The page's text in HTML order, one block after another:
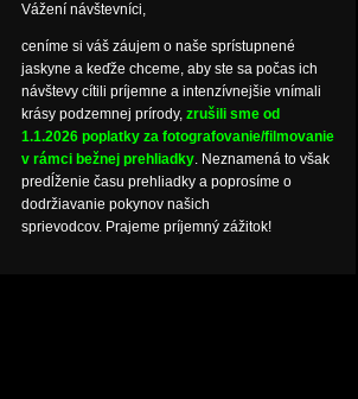
Vážení návštevníci,
ceníme si váš záujem o naše sprístupnené
jaskyne a keďže chceme, aby ste sa počas ich
návštevy cítili príjemne a intenzívnejšie vnímali
krásy podzemnej prírody, zrušili sme od
1.1.2026 poplatky za fotografovanie/filmovanie
v rámci bežnej prehliadky. Neznamená to však
predĺženie času prehliadky a poprosíme o
dodržiavanie pokynov našich
sprievodcov. Prajeme príjemný zážitok!